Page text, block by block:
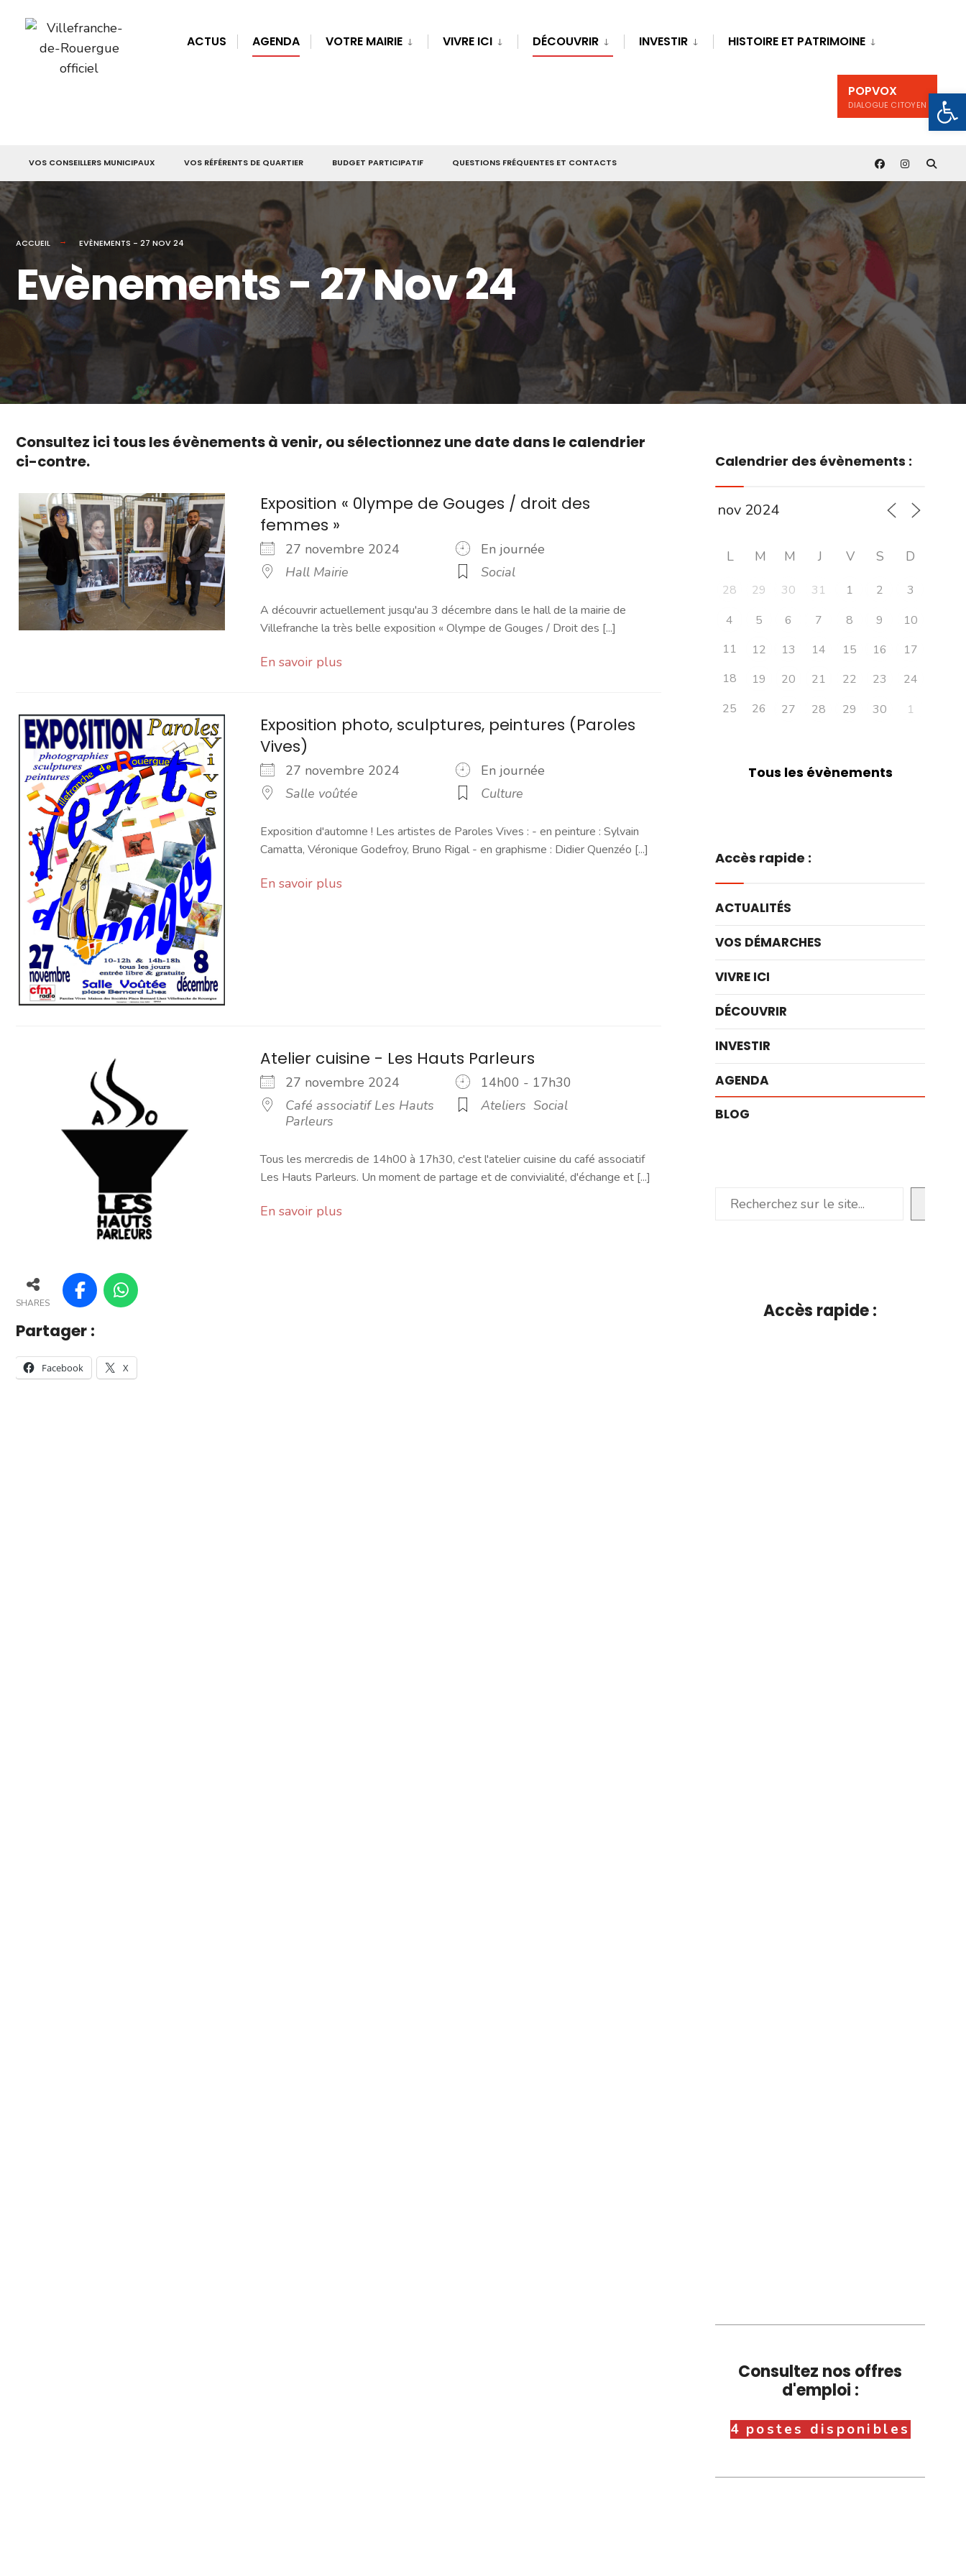
Skip
content
ACTUS AGENDA VOTRE MAIRIE VIVRE ICI DÉCOUVRIR INVESTIR HISTOIRE ET PATRIMOINE
POPVOX
DIALOGUE CITOYEN
VOS CONSEILLERS MUNICIPAUX VOS RÉFÉRENTS DE QUARTIER BUDGET PARTICIPATIF QUESTIONS FRÉQUENTES ET CONTACTS
ACCUEIL EVÈNEMENTS - 27 NOV 24
Evènements - 27 Nov 24
Consultez ici tous les évènements à venir, ou sélectionnez une date dans le calendrier
ci-contre.
Exposition « 0lympe de Gouges / droit des
femmes »
27 novembre 2024
En journée
Hall Mairie
Social
A découvrir actuellement jusqu'au 3 décembre dans le hall de la mairie de
Villefranche la très belle exposition « Olympe de Gouges / Droit des [...]
En savoir plus
Exposition photo, sculptures, peintures (Paroles
Vives)
27 novembre 2024
En journée
Salle voûtée
Culture
Exposition d'automne ! Les artistes de Paroles Vives : - en peinture : Sylvain
Camatta, Véronique Godefroy, Bruno Rigal - en graphisme : Didier Quenzéo [...]
En savoir plus
Atelier cuisine - Les Hauts Parleurs
27 novembre 2024
14h00 - 17h30
Café associatif Les Hauts
Parleurs
Ateliers Social
Tous les mercredis de 14h00 à 17h30, c'est l'atelier cuisine du café associatif
Les Hauts Parleurs. Un moment de partage et de convivialité, d'échange et [...]
En savoir plus
SHARES
Partager :
Facebook X
Calendrier des évènements :
L M M J V S D
28 29 30 31 1 2
3
4
5 6 7 8 9
10
11
12 13 14 15 16
17
18
19 20 21 22 23
24
25
26 27 28 29 30 1
Tous les évènements
Accès rapide :
ACTUALITÉS
VOS DÉMARCHES
VIVRE ICI
DÉCOUVRIR
INVESTIR
AGENDA
BLOG
Rechercher
Accès rapide :
Consultez nos offres
d'emploi :
4 postes disponibles